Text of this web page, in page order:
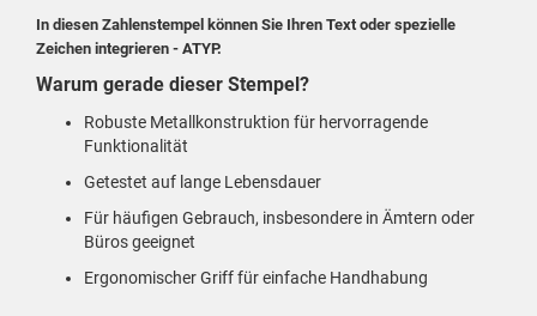
In diesen Zahlenstempel können Sie Ihren Text oder spezielle
Zeichen integrieren - ATYP.
Warum gerade dieser Stempel?
Robuste Metallkonstruktion für hervorragende
Funktionalität
Getestet auf lange Lebensdauer
Für häufigen Gebrauch, insbesondere in Ämtern oder
Büros geeignet
Ergonomischer Griff für einfache Handhabung